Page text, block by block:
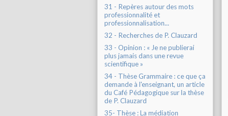
31 - Repères autour des mots
professionnalité et
professionnalisation...
32 - Recherches de P. Clauzard
33 - Opinion : « Je ne publierai
plus jamais dans une revue
scientifique »
34 - Thèse Grammaire : ce que ça
demande à l'enseignant, un article
du Café Pédagogique sur la thèse
de P. Clauzard
35- Thèse : La médiation